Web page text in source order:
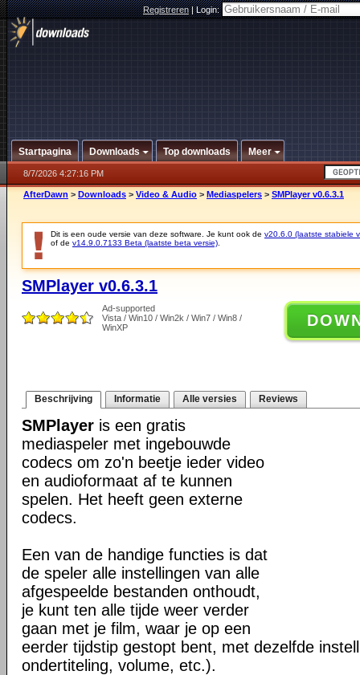
Registreren|Login:
Startpagina Downloads Top downloads Meer
8/7/2026 4:27:16 PM
AfterDawn > Downloads > Video & Audio > Mediaspelers > SMPlayer v0.6.3.1
Dit is een oude versie van deze software. Je kunt ook de v20.6.0 (laatste stabiele
of de v14.9.0.7133 Beta (laatste beta versie)
SMPlayer v0.6.3.1
Ad-supported
Vista / Win10 / Win2k / Win7 / Win8 /
WinXP
Beschrijving Informatie Alle versies Reviews
SMPlayer is een gratis
mediaspeler met ingebouwde
codecs om zo'n beetje ieder video
en audioformaat af te kunnen
spelen. Het heeft geen externe
codecs.
Een van de handige functies is dat
de speler alle instellingen van alle
afgespeelde bestanden onthoudt,
je kunt ten alle tijde weer verder
gaan met je film, waar je op een
eerder tijdstip gestopt bent, met dezelfde
ondertiteling, volume, etc.).